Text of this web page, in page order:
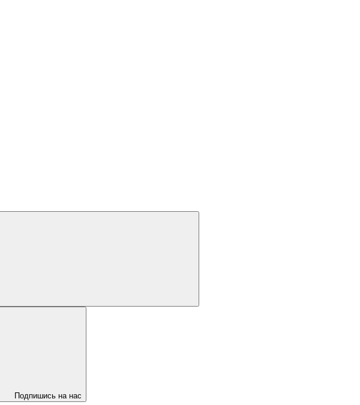
Подпишись на нас